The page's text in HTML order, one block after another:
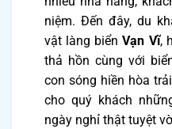
niệm. Đến đây, du
vật làng biểnVạn Vĩ,
thả hồn cùng với
con sóng hiền hòa
cho quý khách
ngày nghỉ thật tuyệt